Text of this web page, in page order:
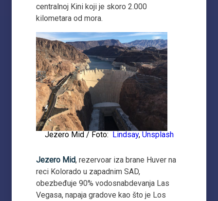
centralnoj Kini koji je skoro 2.000
kilometara od mora.
Jezero Mid / Foto: Lindsay, Unsplash
Jezero Mid, rezervoar iza brane Huver na
reci Kolorado u zapadnim SAD,
obezbeđuje 90% vodosnabdevanja Las
Vegasa, napaja gradove kao što je Los